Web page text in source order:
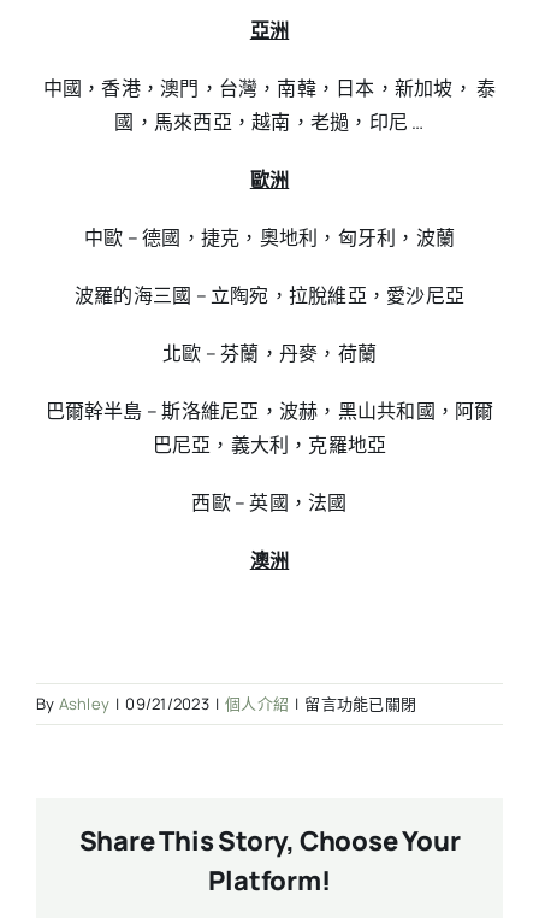
亞洲
中國，香港，澳門，台灣，南韓，日本，新加坡， 泰
國，馬來西亞，越南，老撾，印尼 …
歐洲
中歐 – 德國，捷克，奧地利，匈牙利，波蘭
波羅的海三國 – 立陶宛，拉脫維亞，愛沙尼亞
北歐 – 芬蘭，丹麥，荷蘭
巴爾幹半島 – 斯洛維尼亞，波赫，黑山共和國，阿爾
巴尼亞，義大利，克羅地亞
西歐 – 英國，法國
澳洲
By Ashley | 09/21/2023 | 個人介紹 | 在
〈關
中
留言功能已關閉
Share This Story, Choose Your
Platform!